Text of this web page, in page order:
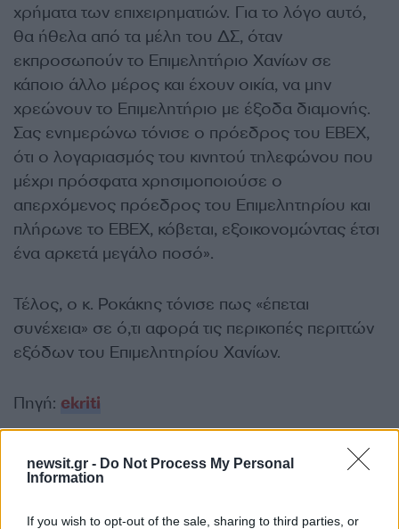
newsit.gr - Do Not Process My Personal
Information
If you wish to opt-out of the sale, sharing to third parties, or
χρήματα των επιχειρηματιών. Για το λόγο αυτό,
θα ήθελα από τα μέλη του ΔΣ, όταν
εκπροσωπούν το Επιμελητήριο Χανίων σε
κάποιο άλλο μέρος και έχουν οικία, να μην
χρεώνουν το Επιμελητήριο με έξοδα διαμονής.
Σας ενημερώνω τόνισε ο πρόεδρος του ΕΒΕΧ,
ότι ο λογαριασμός του κινητού τηλεφώνου που
μέχρι πρόσφατα χρησιμοποιούσε ο
απερχόμενος πρόεδρος του Επιμελητηρίου και
πλήρωνε το ΕΒΕΧ, κόβεται, εξοικονομώντας έτσι
ένα αρκετά μεγάλο ποσό».
Τέλος, ο κ. Ροκάκης τόνισε πως «έπεται
συνέχεια» σε ό,τι αφορά τις περικοπές περιττών
εξόδων του Επιμελητηρίου Χανίων.
Πηγή: ekriti
ΔΙΑΦΗΜΙΣΗ